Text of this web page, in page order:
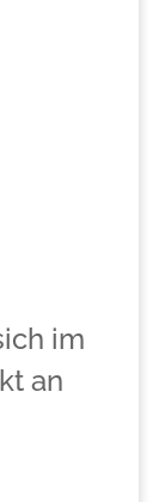
im
an